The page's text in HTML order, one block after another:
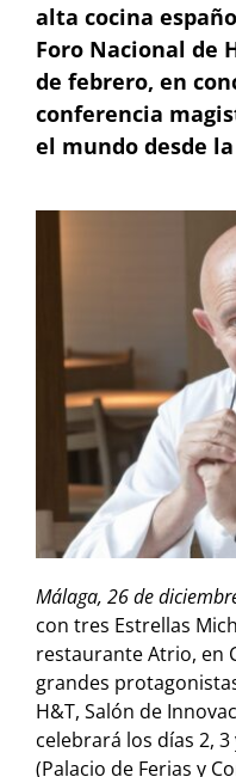
alta cocina
Foro Nacional de
de febrero, en
conferencia
el mundo desde
Málaga, 26 de
con tres Estrellas
restaurante Atrio, en
grandes
H&T, Salón de
celebrará los días 2, 3
(Palacio de Ferias y